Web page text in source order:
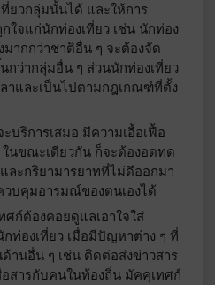
ยวกลุ่มนั้นได้ และให้การ
ใจแก่นักท่องเที่ยว เช่น นักท่อง
ากกว่าชาติอื่น ๆ จะต้องจัด
กว่ากลุ่มอื่น ๆ ส่วนนักท่องเที่ยว
าและเป็นไปตามกฎเกณฑ์ที่ตั้ง
บริการเสมอ มีความเอื้อเฟื้อ
ในขณะเดียวกัน ก็จะต้องอดทด
ะกริยามารยาทที่ไม่ดีออกมา
วบคุมอารมณ์ของตนเองได้
ศก์ต้องคอยดูแลเอาใจใส่
ท่องเที่ยว เมื่อมีปัญหาต่าง ๆ ที่
านอื่น ๆ เช่น ติดต่อส่งข่าวสาร
สารกับคนในท้องถิ่น มัคคุเทศก์